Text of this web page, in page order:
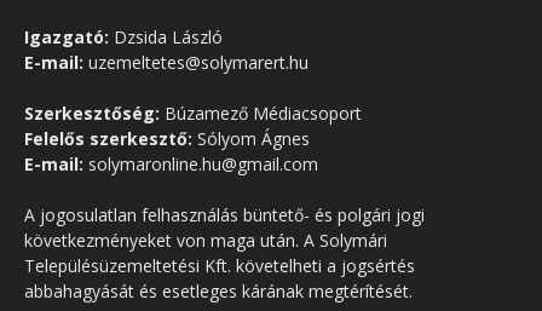
Igazgató: Dzsida László
E-mail: uzemeltetes@solymarert.hu
Szerkesztőség: Búzamező Médiacsoport
Felelős szerkesztő: Sólyom Ágnes
E-mail: solymaronline.hu@gmail.com
A jogosulatlan felhasználás büntető- és polgári jogi
következményeket von maga után. A Solymári
Településüzemeltetési Kft. követelheti a jogsértés
abbahagyását és esetleges kárának megtérítését.